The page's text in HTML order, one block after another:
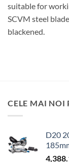
suitable for
SCVM steel
blackened.
CELE MAI NOI
D20